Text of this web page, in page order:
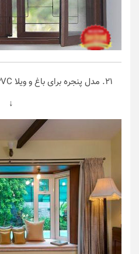
۲۱. مدل پنجره برای باغ و ویلا UPVC مناسب ویلا‌های مدرن
↓